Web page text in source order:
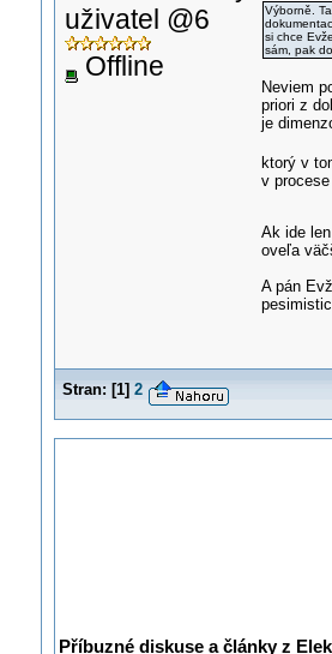
uživatel @6
Offline
Výborně.
si chce
sám, pak
Neviem
priori z
je
ktorý v
v
Ak ide
oveľa
A pán
Stran: [1] 2
Příbuzné diskuse a články z